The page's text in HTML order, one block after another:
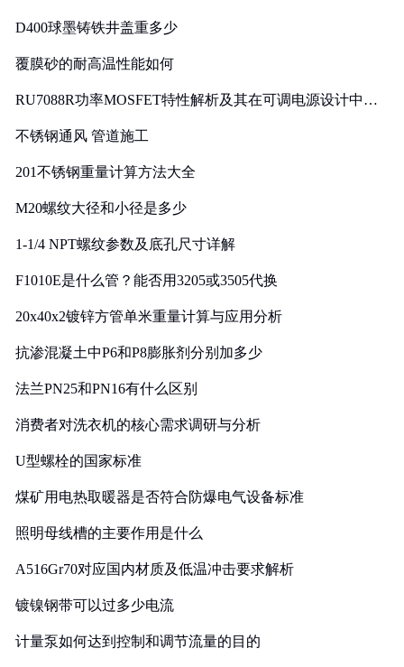
D400球墨铸铁井盖重多少
覆膜砂的耐高温性能如何
RU7088R功率MOSFET特性解析及其在可调电源设计中的
不锈钢通风 管道施工
201不锈钢重量计算方法大全
M20螺纹大径和小径是多少
1-1/4 NPT螺纹参数及底孔尺寸详解
F1010E是什么管？能否用3205或3505代换
20x40x2镀锌方管单米重量计算与应用分析
抗渗混凝土中P6和P8膨胀剂分别加多少
法兰PN25和PN16有什么区别
消费者对洗衣机的核心需求调研与分析
U型螺栓的国家标准
煤矿用电热取暖器是否符合防爆电气设备标准
照明母线槽的主要作用是什么
A516Gr70对应国内材质及低温冲击要求解析
镀镍钢带可以过多少电流
计量泵如何达到控制和调节流量的目的